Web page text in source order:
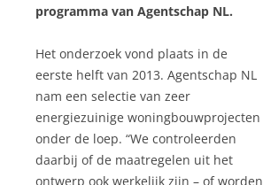
programma van Agentschap NL.
Het onderzoek vond plaats in de
eerste helft van 2013. Agentschap NL
nam een selectie van zeer
energiezuinige woningbouwprojecten
onder de loep. “We controleerden
daarbij of de maatregelen uit het
ontwerp ook werkelijk zijn – of worden